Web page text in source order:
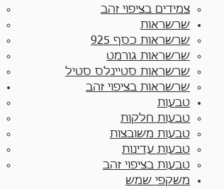
צמידים בציפוי זהב
שרשראות
שרשראות כסף 925​
שרשראות גורמט
שרשראות סטיינלס סטיל
שרשראות בציפוי זהב
טבעות
טבעות חלקות​
טבעות משובצות
טבעות עדינות
טבעות בציפוי זהב
משקפי שמש